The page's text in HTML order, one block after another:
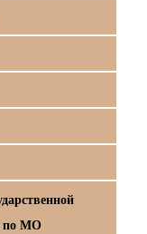
по МО